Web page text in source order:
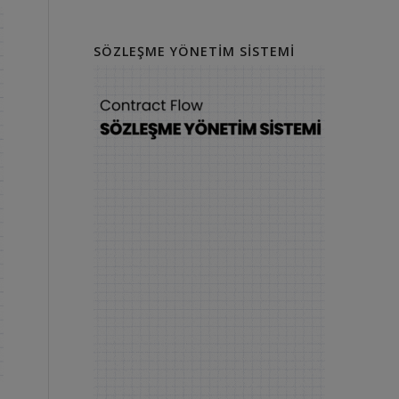
SÖZLEŞME YÖNETIM SISTEMI